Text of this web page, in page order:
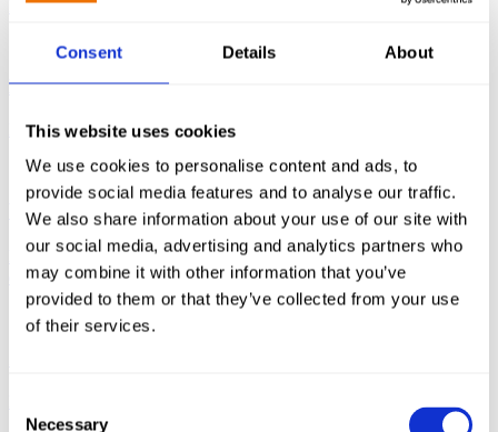
Consent Details About
This website uses cookies
We use cookies to personalise content and ads, to
provide social media features and to analyse our traffic.
We also share information about your use of our site with
our social media, advertising and analytics partners who
may combine it with other information that you’ve
provided to them or that they’ve collected from your use
of their services.
Necessary
Branding hut szkła
BCC
Rebranding dla lidera branży wdrożeń systemu SAP w Polsce.
Window2Print
Branding i proces makietowania e-commerce Window2Print czyli
drukarni online o europejskim zasięgu